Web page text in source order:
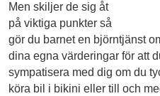
Men skiljer de sig åt
på viktiga punkter så
gör du barnet en björntjänst
dina egna värderingar för att
sympatisera med dig om du
köra bil i bikini eller till och